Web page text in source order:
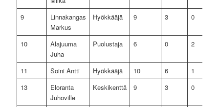
9
Linnakangas
Markus
Hyökkääjä 9 3 0
10
Alajuuma
Juha
Puolustaja 6 0 2
11 Soini Antti Hyökkääjä 10 6
1
13
Eloranta
Juhoville
Keskikenttä 9 3 0